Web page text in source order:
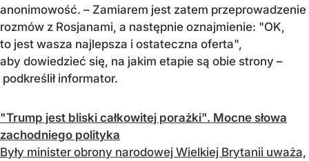
anonimowość. – Zamiarem jest zatem przeprowadzenie
rozmów z Rosjanami, a następnie oznajmienie: "OK,
to jest wasza najlepsza i ostateczna oferta",
aby dowiedzieć się, na jakim etapie są obie strony –
podkreślił informator.
"Trump jest bliski całkowitej porażki". Mocne słowa
zachodniego polityka
Były minister obrony narodowej Wielkiej Brytanii uważa,